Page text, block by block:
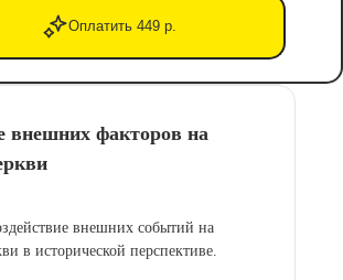
Оплатить 449 р.
внешних факторов на
внешних событий на
в исторической перспективе.